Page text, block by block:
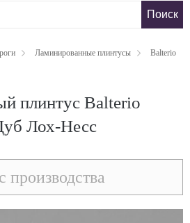
Ламинированные плинтусы Balterio
плинтус Balterio
Лох-Несс
производства